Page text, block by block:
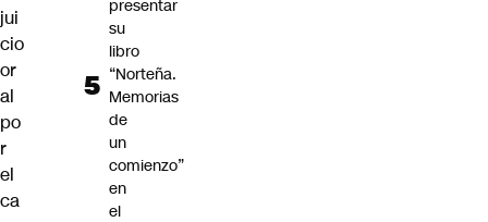
jui
cio
or
al
po
r
el
ca
presentar
su
libro
“Norteña.
Memorias
de
un
comienzo”
en
el